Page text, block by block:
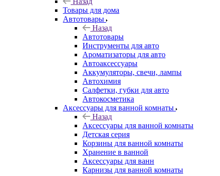
Товары для дома
Автотовары
Назад
Автотовары
Инструменты для авто
Ароматизаторы для авто
Автоаксессуары
Аккумуляторы, свечи, лампы
Автохимия
Салфетки, губки для авто
Автокосметика
Аксессуары для ванной комнаты
Назад
Аксессуары для ванной комнаты
Детская серия
Корзины для ванной комнаты
Хранение в ванной
Аксессуары для ванн
Карнизы для ванной комнаты